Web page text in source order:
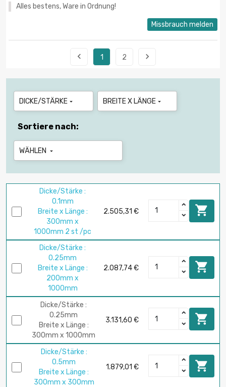
Alles bestens, Ware in Ordnung!
Missbrauch melden
 1 2 
DICKE/STÄRKE  BREITE X LÄNGE 
Sortiere nach:
WÄHLEN 
Dicke/Stärke :
0.1mm
Breite x Länge :
300mm x
1000mm 2 st /pc
2.505,31 € 
Dicke/Stärke :
0.25mm
Breite x Länge :
200mm x
1000mm
2.087,74 € 
Dicke/Stärke :
0.25mm
Breite x Länge :
300mm x 1000mm
3.131,60 € 
Dicke/Stärke :
0.5mm
Breite x Länge :
300mm x 300mm
1.879,01 € 